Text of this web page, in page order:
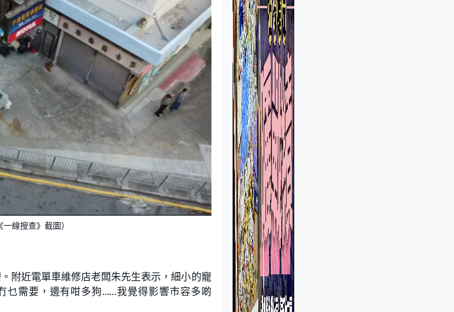
線搜查》截圖）
附近電單車維修店老闆朱先生表示，細小的寵
乜需要，邊有咁多狗……我覺得影響市容多啲